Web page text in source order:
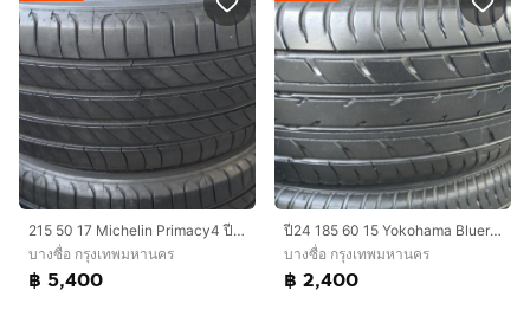
​215​ 50​ 17​ Michelin Primacy​4​ ปี23นุ่มเงียบสุดๆ ดอกหนาเต็มๆ​ ไม่ปะ​ พร้อมใช้อีกนาน​ ติดรถลงพื้น​ปลายปี​​ ชุด​4เส้น​ 5,400​ บาท
บางซื่อ กรุงเทพมหานคร
฿ 5,400
ปี24 185​ 60 15​ Yokohama Bluerth​ พร้อมใช้​ นุ่มเงียบ​ ชุด​4เส้น​ 2,400​ บาท
บางซื่อ กรุงเทพมหานคร
฿ 2,400